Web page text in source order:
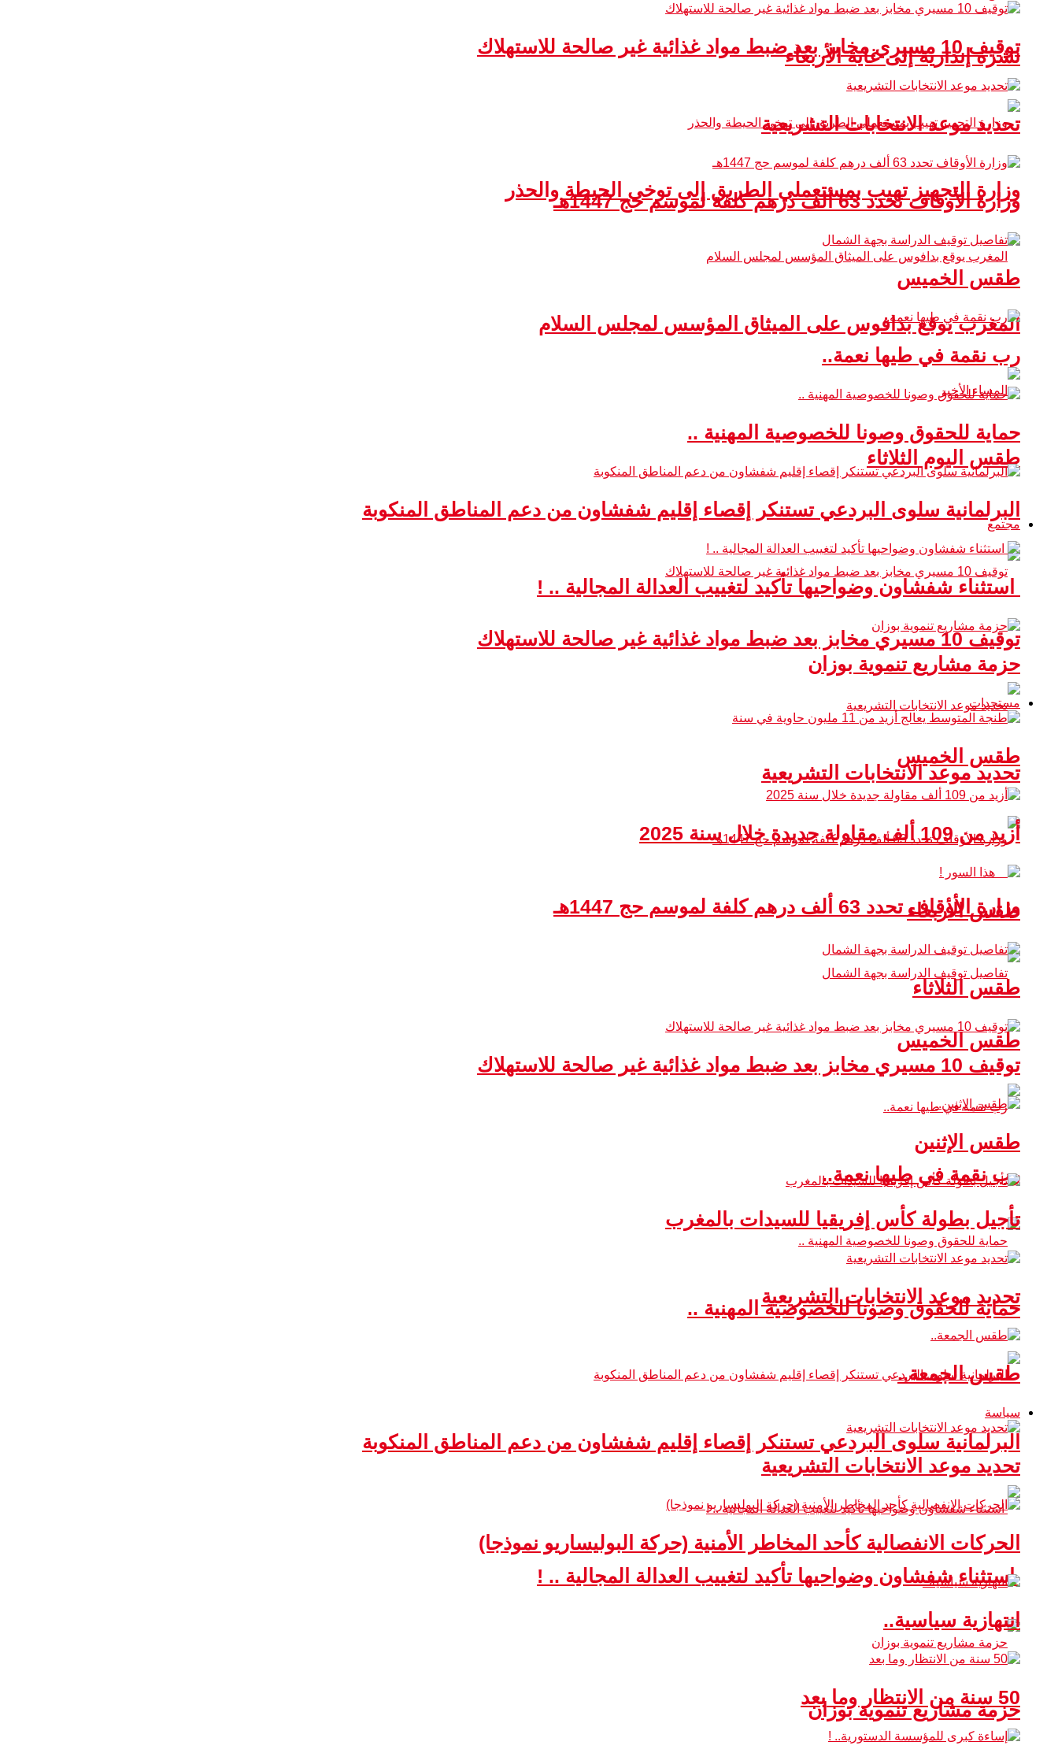
نشرة إنذارية إلى غاية الأربعاء
وزارة التجهيز تهيب بمستعملي الطريق إلى توخي الحيطة والحذر
المغرب يوقع بدافوس على الميثاق المؤسس لمجلس السلام
طقس اليوم الثلاثاء
مجتمع
توقيف 10 مسيري مخابز بعد ضبط مواد غذائية غير صالحة للاستهلاك
تحديد موعد الانتخابات التشريعية
وزارة الأوقاف تحدد 63 ألف درهم كلفة لموسم حج 1447هـ
طقس الخميس
رب نقمة في طيها نعمة..
حماية للحقوق وصونا للخصوصية المهنية ..
البرلمانية سلوى البردعي تستنكر إقصاء إقليم شفشاون من دعم المناطق المنكوبة
استثناء شفشاون وضواحيها تأكيد لتغييب العدالة المجالية .. !
حزمة مشاريع تنموية بوزان
توقيف 10 مسيري مخابز بعد ضبط مواد غذائية غير صالحة للاستهلاك
تحديد موعد الانتخابات التشريعية
وزارة الأوقاف تحدد 63 ألف درهم كلفة لموسم حج 1447هـ
طقس الخميس
رب نقمة في طيها نعمة..
حماية للحقوق وصونا للخصوصية المهنية ..
البرلمانية سلوى البردعي تستنكر إقصاء إقليم شفشاون من دعم المناطق المنكوبة
استثناء شفشاون وضواحيها تأكيد لتغييب العدالة المجالية .. !
حزمة مشاريع تنموية بوزان
مستجدات
طقس الخميس
أزيد من 109 ألف مقاولة جديدة خلال سنة 2025
طقس الأربعاء
طقس الثلاثاء
توقيف 10 مسيري مخابز بعد ضبط مواد غذائية غير صالحة للاستهلاك
طقس الإثنين
تأجيل بطولة كأس إفريقيا للسيدات بالمغرب
تحديد موعد الانتخابات التشريعية
طقس الجمعة..
سياسة
تحديد موعد الانتخابات التشريعية
الحركات الانفصالية كأحد المخاطر الأمنية (حركة البوليساريو نموذجا)
انتهازية سياسية..
50 سنة من الانتظار وما بعد